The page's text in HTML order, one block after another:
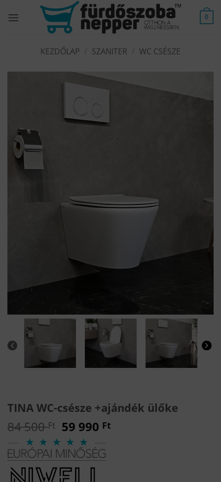
0
KEZDŐLAP SZANITER WC CSÉSZE
TINA WC-csésze +ajándék ülőke
84 500Ft Original
price
was:
84
500 Ft.
59 990 Ft